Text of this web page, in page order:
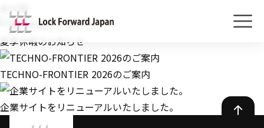
未分類
夏季休暇のお知らせ
TECHNO-FRONTIER 2026のご案内
企業サイトをリニューアルいたしました。